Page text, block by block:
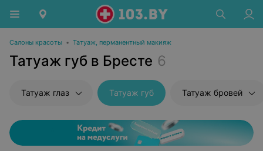
Салоны красоты • Татуаж, перманентный макияж
Татуаж губ в Бресте 6
Татуаж глаз Татуаж губ Татуаж бровей